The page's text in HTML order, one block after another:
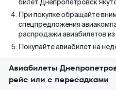
билет Днепропетровск
При покупке обращайте
спецпредложения
распродажи авиабилетов из
Покупайте авиабилет на
Авиабилеты
рейс или с пересадками